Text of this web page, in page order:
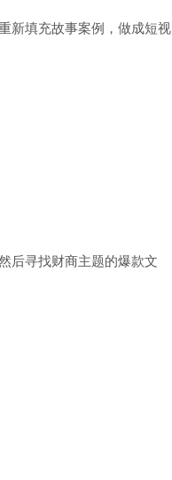
新填充故事案例，做成短视
后寻找财商主题的爆款文